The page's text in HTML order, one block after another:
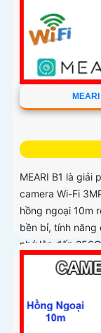
MEARI B1 là giải
camera Wi-Fi
hồng ngoại 10m
bền bỉ, tính năng
nhớ lên đến
đình bạn